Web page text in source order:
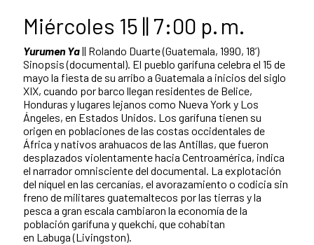
Miércoles 15 || 7:00 p. m.
Yurumen Ya|| Rolando Duarte (Guatemala, 1990, 18’)
Sinopsis (documental). El pueblo garífuna celebra el 15 de
mayo la fiesta de su arribo a Guatemala a inicios del siglo
XIX, cuando por barco llegan residentes de Belice,
Honduras y lugares lejanos como Nueva York y Los
Ángeles, en Estados Unidos. Los garífuna tienen su
origen en poblaciones de las costas occidentales de
África y nativos arahuacos de las Antillas, que fueron
desplazados violentamente hacia Centroamérica, indica
el narrador omnisciente del documental. La explotación
del níquel en las cercanías, el avorazamiento o codicia sin
freno de militares guatemaltecos por las tierras y la
pesca a gran escala cambiaron la economía de la
población garífuna y quekchí, que cohabitan
en Labuga (Livingston).